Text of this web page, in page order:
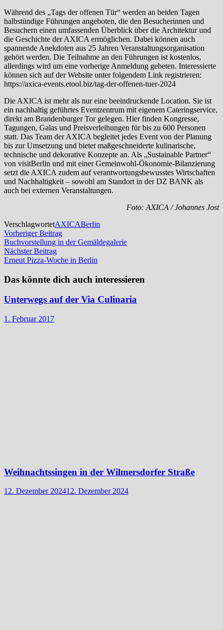
Während des „Tags der offenen Tür“ werden an beiden Tagen
halbstündige Führungen angeboten, die den Besucherinnen und
Besuchern einen umfassenden Überblick über die Architektur und
die Geschichte der AXICA ermöglichen. Dabei können auch
spannende Anekdoten aus 25 Jahren Veranstaltungsorganisation
gehört werden. Die Teilnahme an den Führungen ist kostenlos,
allerdings wird um eine vorherige Anmeldung gebeten. Interessierte
können sich auf der Website unter folgendem Link registrieren:
https://axica-events.etool.biz/tag-der-offenen-tuer-2024
Die AXICA ist mehr als nur eine beeindruckende Location. Sie ist
ein nachhaltig geführtes Eventzentrum mit eigenem Cateringservice,
direkt am Brandenburger Tor gelegen. Hier finden Kongresse,
Tagungen, Galas und Preisverleihungen für bis zu 600 Personen
statt. Das Team der AXICA begleitet jedes Event von der Planung
bis zur Umsetzung und bietet maßgeschneiderte kulinarische,
technische und dekorative Konzepte an. Als „Sustainable Partner“
von visitBerlin und mit einer Gemeinwohl-Ökonomie-Bilanzierung
setzt die AXICA zudem auf verantwortungsbewusstes Wirtschaften
und Nachhaltigkeit – sowohl am Standort in der DZ BANK als
auch bei externen Veranstaltungen.
Foto: AXICA / Johannes Jost
VerschlagwortetAXICABerlin
Beitragsnavigation
Vorheriger BeitragVorheriger
Beitrag:
Buchvorstellung in der Gemäldegalerie
Nächster BeitragNächster
Beitrag:
Erneut Pizza-Woche in Berlin
Das könnte dich auch interessieren
Unterwegs auf der Via Culinaria
1. Februar 2017
Weihnachtssingen in der Wilmersdorfer Straße
12. Dezember 202412. Dezember 2024